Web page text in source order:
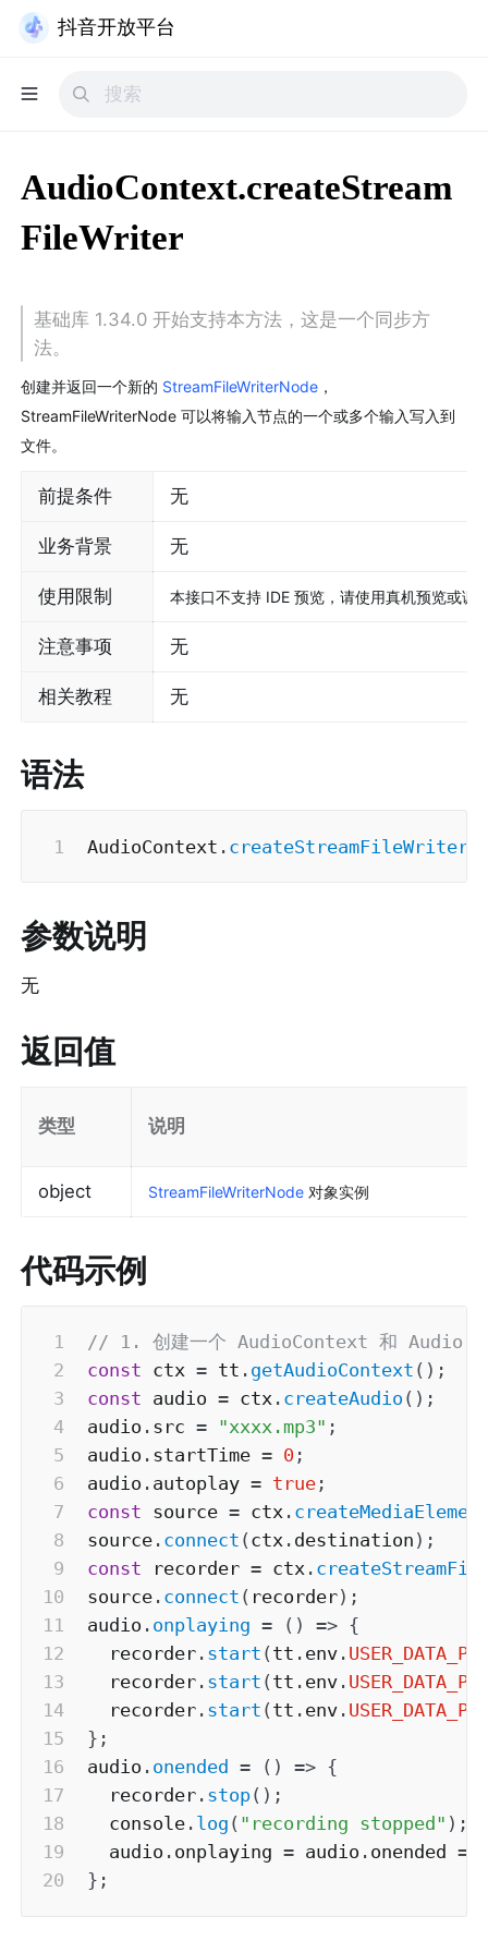
抖音开放平台
AudioContext.createStream
FileWriter
基础库 1.34.0 开始支持本方法，这是一个同步方
法。
创建并返回一个新的 StreamFileWriterNode ，
StreamFileWriterNode 可以将输入节点的一个或多个输入写入到
文件。
前提条件 无
业务背景 无
使用限制 本接口不支持 IDE 预览，请使用真机预览或调
注意事项 无
相关教程 无
语法
AudioContext . createStreamFileWriter
参数说明
无
返回值
类型 说明
object StreamFileWriterNode 对象实例
代码示例
// 1. 创建一个 AudioContext 和 Audio
const ctx = tt . getAudioContext ( ) ;
const audio = ctx . createAudio ( ) ;
audio . src = "xxxx.mp3" ;
audio . startTime = 0 ;
audio . autoplay = true ;
const source = ctx .
source . connect ( ctx . destination ) ;
const recorder = ctx .
source . connect ( recorder) ;
audio . onplaying = ( ) => {
  recorder
. start ( tt . env .
  recorder
. start ( tt . env .
  recorder
. start ( tt . env .
} ;
audio . onended = ( ) => {
  recorder
. stop( ) ;
  console
. log ( "recording stopped" ) ;
  audio
. onplaying = audio . onended =
} ;